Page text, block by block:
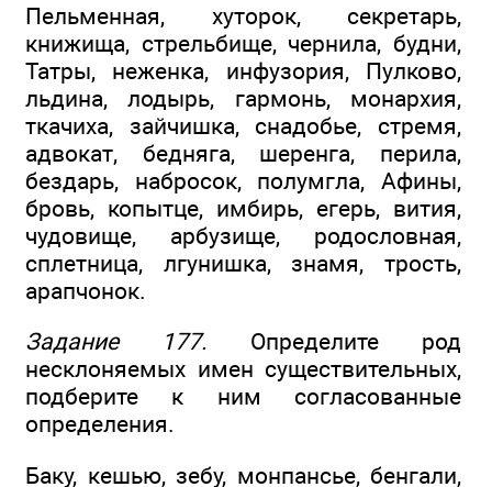
Пельменная, хуторок, секретарь,
книжища, стрельбище, чернила, будни,
Татры, неженка, инфузория, Пулково,
льдина, лодырь, гармонь, монархия,
ткачиха, зайчишка, снадобье, стремя,
адвокат, бедняга, шеренга, перила,
бездарь, набросок, полумгла, Афины,
бровь, копытце, имбирь, егерь, вития,
чудовище, арбузище, родословная,
сплетница, лгунишка, знамя, трость,
арапчонок.
Задание 177. Определите род
несклоняемых имен существительных,
подберите к ним согласованные
определения.
Баку, кешью, зебу, монпансье, бенгали,